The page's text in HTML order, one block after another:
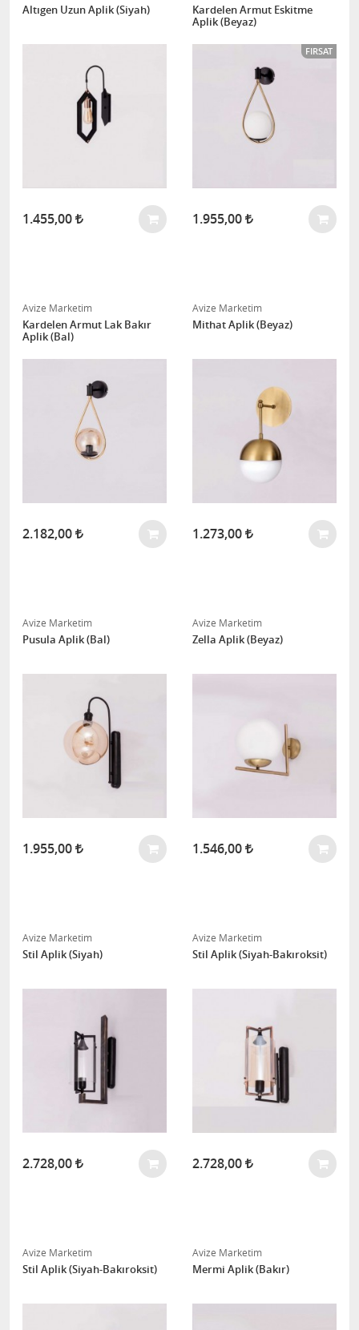
Altıgen Uzun Aplik (Siyah)
1.455,00
Kardelen Armut Eskitme
Aplik (Beyaz)
FIRSAT
1.955,00
Avize Marketim
Kardelen Armut Lak Bakır
Aplik (Bal)
2.182,00
Avize Marketim
Mithat Aplik (Beyaz)
1.273,00
Avize Marketim
Pusula Aplik (Bal)
1.955,00
Avize Marketim
Zella Aplik (Beyaz)
1.546,00
Avize Marketim
Stil Aplik (Siyah)
2.728,00
Avize Marketim
Stil Aplik (Siyah-Bakıroksit)
2.728,00
Avize Marketim
Stil Aplik (Siyah-Bakıroksit)
Avize Marketim
Mermi Aplik (Bakır)